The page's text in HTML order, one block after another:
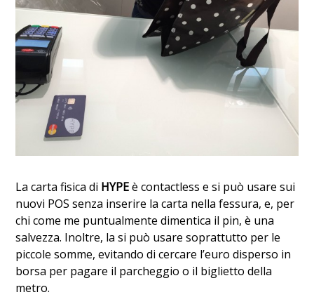
La carta fisica di HYPEè contactless e si può usare sui
nuovi POS senza inserire la carta nella fessura, e, per
chi come me puntualmente dimentica il pin, è una
salvezza. Inoltre, la si può usare soprattutto per le
piccole somme, evitando di cercare l’euro disperso in
borsa per pagare il parcheggio o il biglietto della
metro.